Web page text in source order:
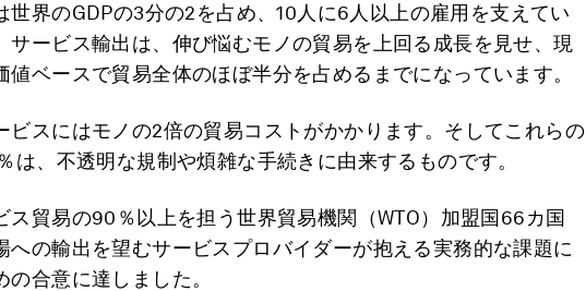
世界のGDPの3分の2を占め、10人に6人以上の雇用を支えてい
サービス輸出は、伸び悩むモノの貿易を上回る成長を見せ、現
値ベースで貿易全体のほぼ半分を占めるまでになっています。
ビスにはモノの2倍の貿易コストがかかります。そしてこれらの
は、不透明な規制や煩雑な手続きに由来するものです。
ス貿易の90％以上を担う世界貿易機関（WTO）加盟国66カ国
への輸出を望むサービスプロバイダーが抱える実務的な課題に
の合意に達しました。